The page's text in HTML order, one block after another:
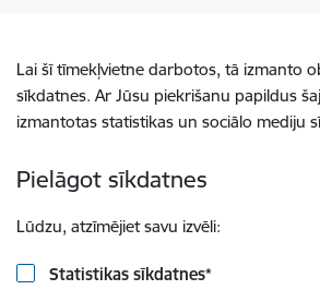
Lai šī tīmekļvietne darbotos, tā izmanto
sīkdatnes. Ar Jūsu piekrišanu papildus
izmantotas statistikas un sociālo mediju
Pielāgot sīkdatnes
Lūdzu, atzīmējiet savu izvēli:
Statistikas sīkdatnes*